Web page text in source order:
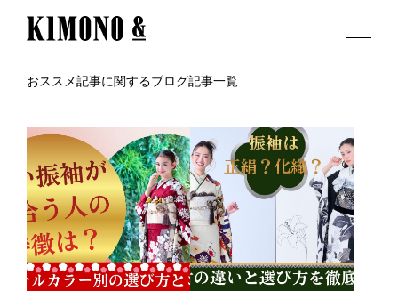
おススメ記事に関するブログ記事一覧